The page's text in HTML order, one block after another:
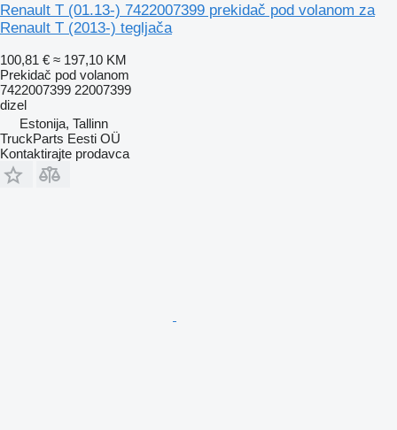
Renault T (01.13-) 7422007399 prekidač pod volanom za
Renault T (2013-) tegljača
100,81 € ≈ 197,10 KM
Prekidač pod volanom
7422007399 22007399
dizel
Estonija, Tallinn
TruckParts Eesti OÜ
Kontaktirajte prodavca